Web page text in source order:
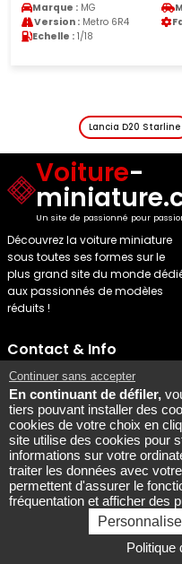
Marque : MG
Version : Metro 6R4
Echelle : 1/18
Lancia D20 Starline
Voiture-
Un site de passionné pour
Découvrez la voiture miniature
sous toutes ses formes sur le
plus grand site du monde
aux passionnés de modèles
réduits !
Contact & Info
Maquette Mobylette
SEO parLaurent Bousquet
Page consultee le 2026 08
06
Mais pourquoi le KI87 2026
08 06
Copyright @
Continuer sans accepter
En continuant de défiler,
tiers pouvant installer des
cookies de votre choix en
site utilise des cookies pour
informations sur votre
traiter les données avec
permettent d'assurer le
fréquentation et afficher des
Politique